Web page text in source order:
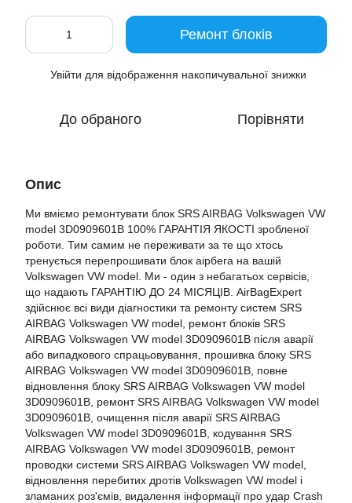
Ремонт блоків
Увійти для відображення накопичувальної знижки
До обраного Порівняти
Опис
Ми вміємо ремонтувати блок SRS AIRBAG Volkswagen VW
model 3D0909601B 100% ГАРАНТІЯ ЯКОСТІ зробленої
роботи. Тим самим не переживати за те що хтось
тренується перепрошивати блок аірбега на вашій
Volkswagen VW model. Ми - один з небагатьох сервісів,
що надають ГАРАНТІЮ ДО 24 МІСЯЦІВ. AirBagExpert
здійснює всі види діагностики та ремонту систем SRS
AIRBAG Volkswagen VW model, ремонт блоків SRS
AIRBAG Volkswagen VW model 3D0909601B після аварії
або випадкового спрацьовування, прошивка блоку SRS
AIRBAG Volkswagen VW model 3D0909601B, повне
відновлення блоку SRS AIRBAG Volkswagen VW model
3D0909601B, ремонт SRS AIRBAG Volkswagen VW model
3D0909601B, очищення після аварії SRS AIRBAG
Volkswagen VW model 3D0909601B, кодування SRS
AIRBAG Volkswagen VW model 3D0909601B, ремонт
проводки системи SRS AIRBAG Volkswagen VW model,
відновлення перебитих дротів Volkswagen VW model і
зламаних роз'ємів, видалення інформації про удар Crash